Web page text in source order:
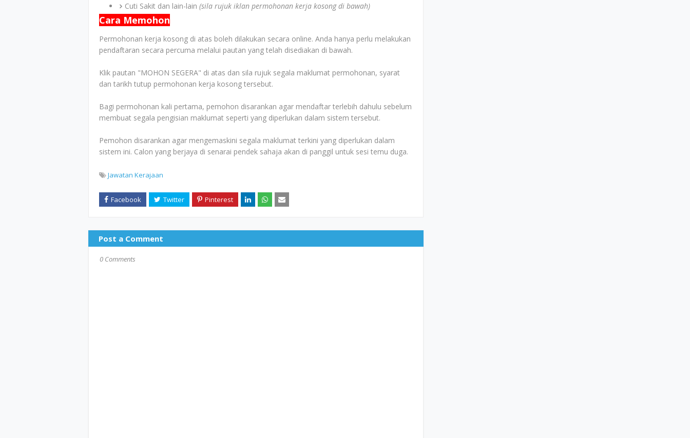
Cuti Sakit dan lain-lain (sila rujuk iklan permohonan kerja kosong di bawah)
Cara Memohon
Permohonan kerja kosong di atas boleh dilakukan secara online. Anda hanya perlu melakukan
pendaftaran secara percuma melalui pautan yang telah disediakan di bawah.
Klik pautan "MOHON SEGERA" di atas dan sila rujuk segala maklumat permohonan, syarat
dan tarikh tutup permohonan kerja kosong tersebut.
Bagi permohonan kali pertama, pemohon disarankan agar mendaftar terlebih dahulu sebelum
membuat segala pengisian maklumat seperti yang diperlukan dalam sistem tersebut.
Pemohon disarankan agar mengemaskini segala maklumat terkini yang diperlukan dalam
sistem ini. Calon yang berjaya di senarai pendek sahaja akan di panggil untuk sesi temu duga.
Jawatan Kerajaan
Post a Comment
0 Comments